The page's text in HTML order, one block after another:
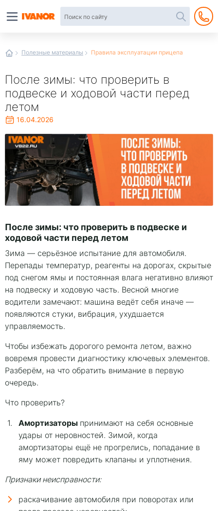
Полезные материалы Правила эксплуатации прицепа
После зимы: что проверить в
подвеске и ходовой части перед
летом
16.04.2026
После зимы: что проверить в подвеске и
ходовой части перед летом
Зима — серьёзное испытание для автомобиля.
Перепады температур, реагенты на дорогах, скрытые
под снегом ямы и постоянная влага негативно влияют
на подвеску и ходовую часть. Весной многие
водители замечают: машина ведёт себя иначе —
появляются стуки, вибрация, ухудшается
управляемость.
Чтобы избежать дорогого ремонта летом, важно
вовремя провести диагностику ключевых элементов.
Разберём, на что обратить внимание в первую
очередь.
Что проверить?
Амортизаторы принимают на себя основные
удары от неровностей. Зимой, когда
амортизаторы ещё не прогрелись, попадание в
яму может повредить клапаны и уплотнения.
Признаки неисправности:
раскачивание автомобиля при поворотах или
интернет-